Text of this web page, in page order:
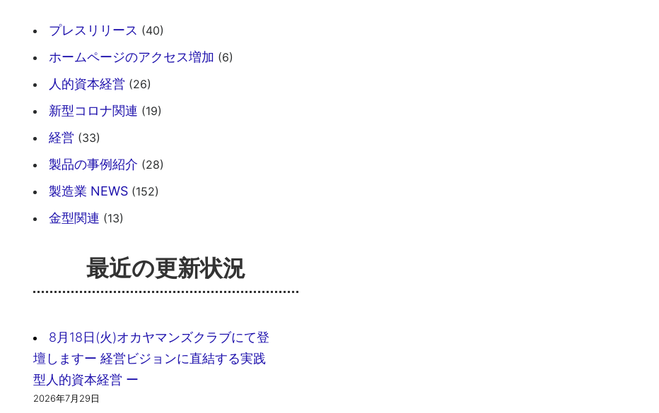
プレスリリース (40)
ホームページのアクセス増加 (6)
人的資本経営 (26)
新型コロナ関連 (19)
経営 (33)
製品の事例紹介 (28)
製造業 NEWS (152)
金型関連 (13)
最近の更新状況
8月18日(火)オカヤマンズクラブにて登
壇しますー 経営ビジョンに直結する実践
型人的資本経営 ー
2026年7月29日